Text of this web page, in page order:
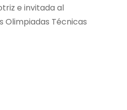
e invitada al
Olimpiadas Técnicas